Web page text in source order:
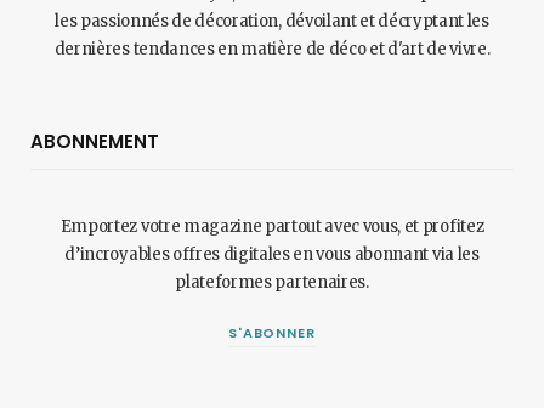
les passionnés de décoration, dévoilant et décryptant les
dernières tendances en matière de déco et d'art de vivre.
ABONNEMENT
Emportez votre magazine partout avec vous, et profitez
d’incroyables offres digitales en vous abonnant via les
plateformes partenaires.
S'ABONNER